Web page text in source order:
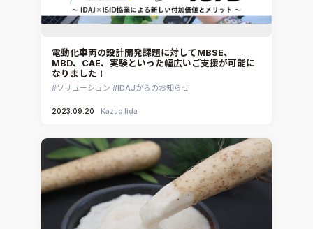
DEMITASNX
Simcenter 3D Acoustics
Rocky
CATIA V5 Analysis
3DEXPERIENCE SIMULIA
DEP MeshWorks
ennovaCFD
MpCCI
Ansys Granta MI
Ansys Granta Selector
電動化車両の設計開発課題に対してMBSE、
MBD、CAE、実験といった幅広いご支援が可能に
なりました！
ソリューション IDAJからのお知らせ
2023.09.20 Kazuo Iida